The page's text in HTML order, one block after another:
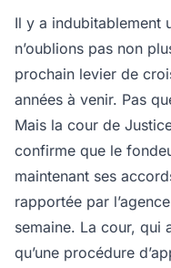
Il y a indubitablement
n’oublions pas non
prochain levier de
années à venir. Pas
Mais la cour de
confirme que le
maintenant ses
rapportée par
semaine. La cour, qui
qu’une procédure